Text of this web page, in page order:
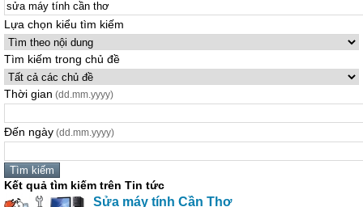
Lựa chọn kiểu tìm kiếm
Tìm kiếm trong chủ đề
Thời gian (dd.mm.yyyy)
Đến ngày (dd.mm.yyyy)
Kết quả tìm kiếm trên Tin tức
Sửa máy tính Cần Thơ